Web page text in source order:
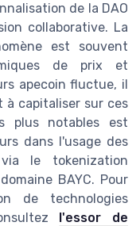
de la DAO
collaborative. La
est souvent
de prix et
apecoin fluctue, il
capitaliser sur ces
plus notables est
dans l'usage des
le tokenization
BAYC. Pour
de technologies
l'essor de